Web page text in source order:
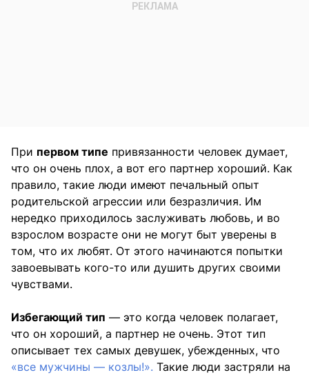
При первом типе привязанности человек думает,
что он очень плох, а вот его партнер хороший. Как
правило, такие люди имеют печальный опыт
родительской агрессии или безразличия. Им
нередко приходилось заслуживать любовь, и во
взрослом возрасте они не могут быт уверены в
том, что их любят. От этого начинаются попытки
завоевывать кого-то или душить других своими
чувствами.
Избегающий тип — это когда человек полагает,
что он хороший, а партнер не очень. Этот тип
описывает тех самых девушек, убежденных, что
«все мужчины — козлы!». Такие люди застряли на